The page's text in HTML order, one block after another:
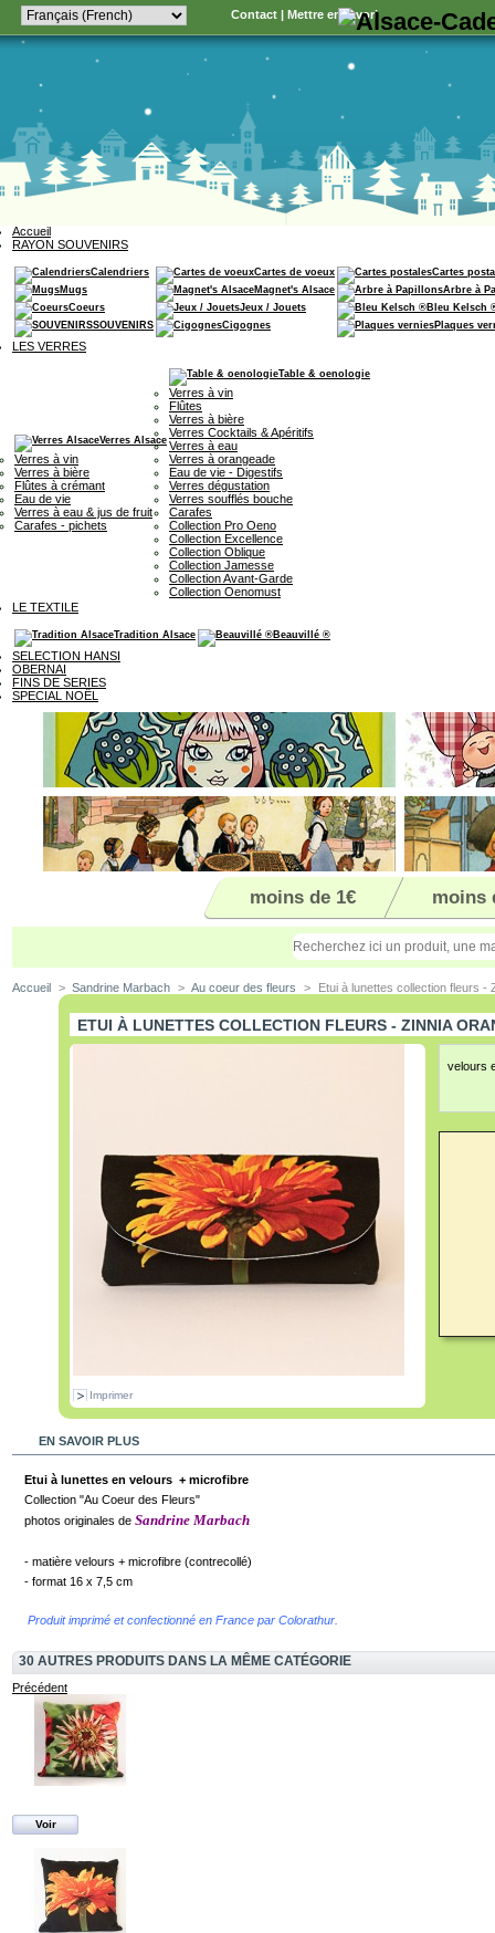
Contact |Mettre en favori
Accueil
RAYON SOUVENIRS
Calendriers
Mugs
Coeurs
SOUVENIRS
Cartes de voeux
Magnet's Alsace
Jeux / Jouets
Cigognes
Cartes
Arbre à
Bleu Kelsch
Plaques
LES VERRES
Verres Alsace
Verres à vin
Verres à bière
Flûtes à crémant
Eau de vie
Verres à eau & jus de fruit
Carafes - pichets
Table & oenologie
Verres à vin
Flûtes
Verres à bière
Verres Cocktails & Apéritifs
Verres à eau
Verres à orangeade
Eau de vie - Digestifs
Verres dégustation
Verres soufflés bouche
Carafes
Collection Pro Oeno
Collection Excellence
Collection Oblique
Collection Jamesse
Collection Avant-Garde
Collection Oenomust
LE TEXTILE
Tradition Alsace Beauvillé ®
SELECTION HANSI
OBERNAI
FINS DE SERIES
SPECIAL NOËL
moins de 1€ moins
Accueil > Sandrine Marbach > Au coeur des fleurs > Etui à lunettes collection fleurs -
ETUI À LUNETTES COLLECTION FLEURS - ZINNIA
Imprimer
velours
EN SAVOIR PLUS
Etui à lunettes en velours + microfibre
Collection "Au Coeur des Fleurs"
photos originales de Sandrine Marbach
- matière velours + microfibre (contrecollé)
- format 16 x 7,5 cm
Produit imprimé et confectionné en France par Colorathur.
30 AUTRES PRODUITS DANS LA MÊME CATÉGORIE
Précédent
Voir